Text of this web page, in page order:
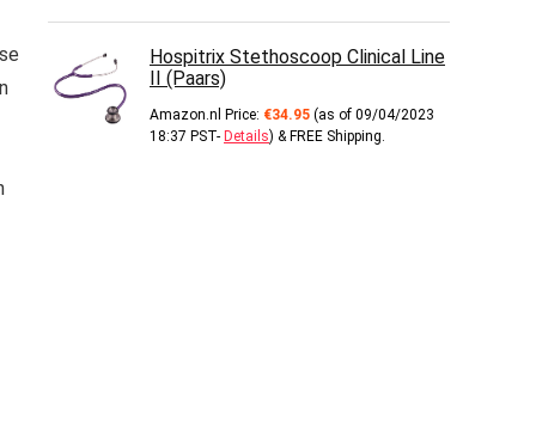
Hospitrix Stethoscoop Clinical Line
II (Paars)
Amazon.nl Price: €34.95 (as of 09/04/2023
18:37 PST- Details) & FREE Shipping.